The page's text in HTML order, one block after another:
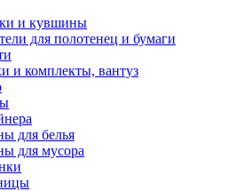
и кувшины
для полотенец и бумаги
и комплекты, вантуз
для белья
для мусора